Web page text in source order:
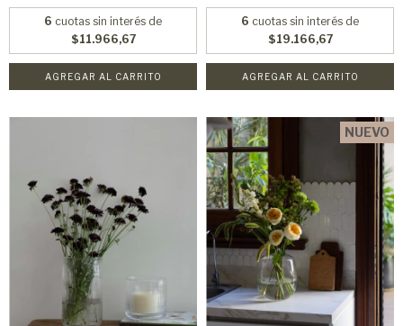
6 cuotas sin interés de
$11.966,67
AGREGAR AL CARRITO
6 cuotas sin interés de
$19.166,67
NUEVO